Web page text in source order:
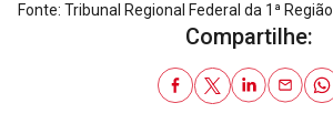
Fonte: Tribunal Regional Federal da 1ª Região
Compartilhe: